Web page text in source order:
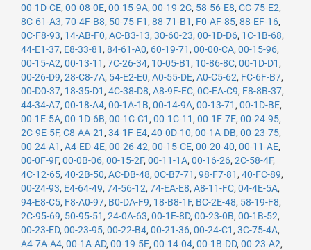
00-1D-CE, 00-08-0E, 00-15-9A, 00-19-2C, 58-56-E8, CC-75-E2,
8C-61-A3, 70-4F-B8, 50-75-F1 , 88-71-B1 , F0-AF-85, 88-EF-16,
0C-F8-93, 14-AB-F0, AC-B3-13, 30-60-23, 00-1D-D6, 1C-1B-68,
44-E1-37, E8-33-81 , 84-61-A0, 60-19-71 , 00-00-CA, 00-15-96,
00-15-A2, 00-13-11 , 7C-26-34, 10-05-B1 , 10-86-8C, 00-1D-D1 ,
00-26-D9, 28-C8-7A, 54-E2-E0, A0-55-DE, A0-C5-62, FC-6F-B7,
00-D0-37, 18-35-D1 , 4C-38-D8, A8-9F-EC, 0C-EA-C9, F8-8B-37,
44-34-A7, 00-18-A4, 00-1A-1B, 00-14-9A, 00-13-71 , 00-1D-BE,
00-1E-5A, 00-1D-6B, 00-1C-C1 , 00-1C-11 , 00-1F-7E, 00-24-95,
2C-9E-5F, C8-AA-21 , 34-1F-E4, 40-0D-10, 00-1A-DB, 00-23-75,
00-24-A1 , A4-ED-4E, 00-26-42, 00-15-CE, 00-20-40, 00-11-AE,
00-0F-9F, 00-0B-06, 00-15-2F, 00-11-1A, 00-16-26, 2C-58-4F,
4C-12-65, 40-2B-50, AC-DB-48, 0C-B7-71 , 98-F7-81 , 40-FC-89,
00-24-93, E4-64-49, 74-56-12, 74-EA-E8, A8-11-FC, 04-4E-5A,
94-E8-C5, F8-A0-97, B0-DA-F9, 18-B8-1F, BC-2E-48, 58-19-F8,
2C-95-69, 50-95-51 , 24-0A-63, 00-1E-8D, 00-23-0B, 00-1B-52,
00-23-ED, 00-23-95, 00-22-B4, 00-21-36, 00-24-C1 , 3C-75-4A,
A4-7A-A4, 00-1A-AD, 00-19-5E, 00-14-04, 00-1B-DD, 00-23-A2,